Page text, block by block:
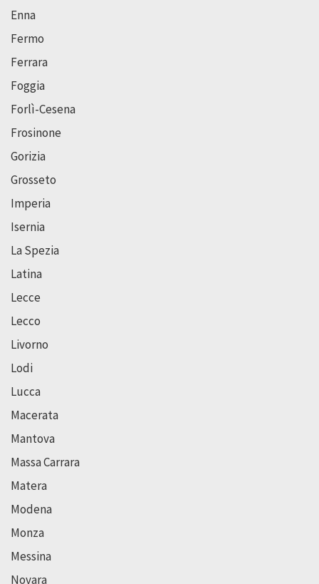
Enna
Fermo
Ferrara
Foggia
Forlì-Cesena
Frosinone
Gorizia
Grosseto
Imperia
Isernia
La Spezia
Latina
Lecce
Lecco
Livorno
Lodi
Lucca
Macerata
Mantova
Massa Carrara
Matera
Modena
Monza
Messina
Novara